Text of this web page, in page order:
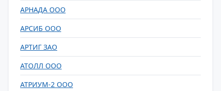
АРНАДА ООО
АРСИБ ООО
АРТИГ ЗАО
АТОЛЛ ООО
АТРИУМ-2 ООО